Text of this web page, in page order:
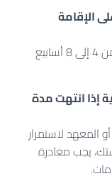
الإقامة
4 إلى 8 أسابيع
إذا انتهت مدة
المعهد لاستمرار
يجب مغادرة